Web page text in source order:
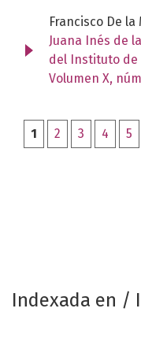
Francisco De la
Juana Inés de
del Instituto de
Volumen X,
1 2 3 4 5
Indexada en /